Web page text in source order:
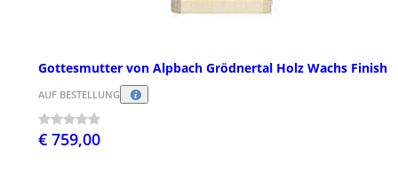
Gottesmutter von Alpbach Grödnertal Holz Wachs Finish
AUF BESTELLUNG
€ 759,00